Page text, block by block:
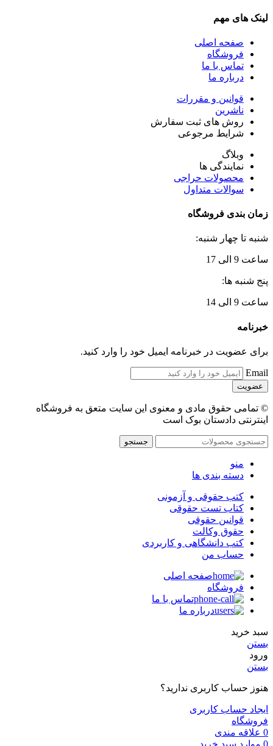
لینک های مهم
صفحه اصلی
فروشگاه
تماس با ما
درباره ما
قوانین و مقررات
ناشرین
روش های ثبت سفارش
شرایط مرجوعی
وبلاگ
نمایندگی ها
محصولات حراجی
سوالات متداول
زمان بندی فروشگاه
شنبه تا چهار شنبه:
ساعت 9 الی 17
پنج شنبه ها:
ساعت 9 الی 14
خبرنامه
برای عضویت در خبرنامه ایمیل خود را وارد کنید.
Email
© تمامی حقوق مادی و معنوی این سایت متعق به فروشگاه
اینترنتی دادستان بوک است
جستجو
منو
دسته بندی ها
کتب حقوقی و آزمونی
کتاب تست حقوقی
قوانین حقوقی
حقوق وکالت
کتب دانشگاهی و کاربردی
حساب من
صفحه اصلی
فروشگاه
تماس با ما
درباره ما
سبد خرید
بستن
ورود
بستن
هنوز حساب کاربری ندارید؟
ایجاد حساب کاربری
فروشگاه
0 علاقه مندی
0 موارد سبد خرید